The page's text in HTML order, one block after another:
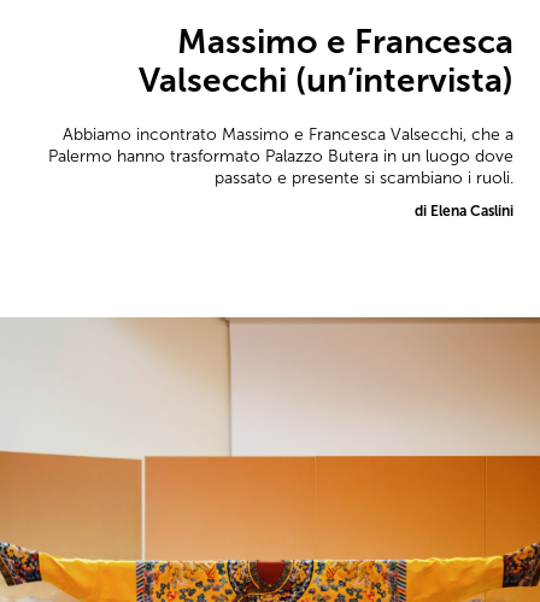
Massimo e Francesca
Valsecchi (un’intervista)
Abbiamo incontrato Massimo e Francesca Valsecchi, che a
Palermo hanno trasformato Palazzo Butera in un luogo dove
passato e presente si scambiano i ruoli.
di Elena Caslini